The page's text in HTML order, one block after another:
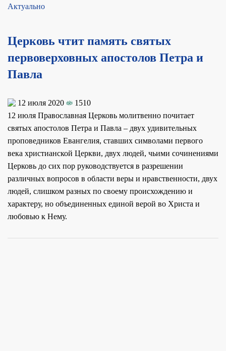
Актуально
Церковь чтит память святых
первоверховных апостолов Петра и
Павла
12 июля 2020
1510
12 июля Православная Церковь молитвенно почитает
святых апостолов Петра и Павла – двух удивительных
проповедников Евангелия, ставших символами первого
века христианской Церкви, двух людей, чьими сочинениями
Церковь до сих пор руководствуется в разрешении
различных вопросов в области веры и нравственности, двух
людей, слишком разных по своему происхождению и
характеру, но объединенных единой верой во Христа и
любовью к Нему.